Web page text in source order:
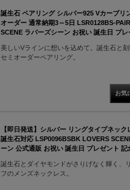
誕生石 ペアリング シルバー925 Vカーブリ
オーダー 通常納期3～5日 LSR0128BS-
SCENE ラバーズシーン お祝い 誕生日 プレ
美しいVラインに想いを込めて。誕生石と
セミオーダーペアリング。
【即日発送】シルバー リングタイプネック
誕生石対応 LSP0096BSBK LOVERS
ーン 公式通販 お祝い 誕生日 プレゼント 記
誕生石とダイヤモンドがさりげなく輝く、
フのメンズネックレス。